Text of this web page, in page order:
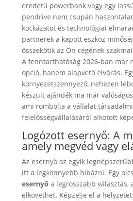
eredetű powerbank vagy egy
pendrive nem csupán
kockázatot és technológiai
partnerek a kapott eszköz
összekötik az Ön cégének
A fenntarthatóság 2026-ban már
opció, hanem alapvető elvárás.
környezetszennyező, nehezen
készült ajándék ma már
ami rombolja a vállalat társadalmi
felelősségvállalásáról alkotott
Logózott esernyő: A
amely megvéd vagy
Az esernyő az egyik
itt a legkönnyebb hibázni. Egy
esernyő a legrosszabb választás,
elkövethet. Képzelje el a